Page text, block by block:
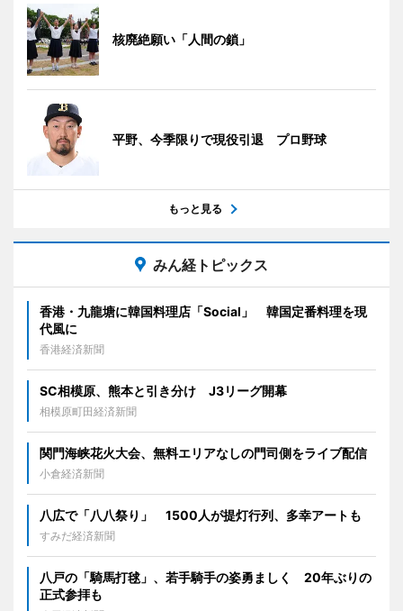
核廃絶願い「人間の鎖」
平野、今季限りで現役引退 プロ野球
もっと見る
みん経トピックス
香港・九龍塘に韓国料理店「Social」 韓国定番料理を現
代風に
香港経済新聞
SC相模原、熊本と引き分け J3リーグ開幕
相模原町田経済新聞
関門海峡花火大会、無料エリアなしの門司側をライブ配信
小倉経済新聞
八広で「八八祭り」 1500人が提灯行列、多幸アートも
すみだ経済新聞
八戸の「騎馬打毬」、若手騎手の姿勇ましく 20年ぶりの
正式参拝も